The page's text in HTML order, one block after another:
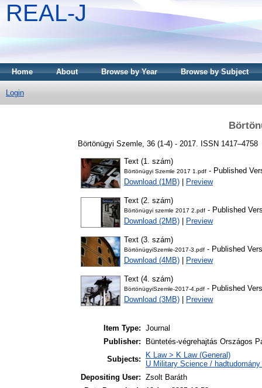
REAL-J
Home About Browse by Year Browse by Subject
Login
Börtönügyi Szemle, 36 (1-4) - 2017. ISSN 1417–4758
Text (1. szám)
Börtönügyi Szemle 2017 1.pdf - Published
Download (1MB)
Preview
Text (2. szám)
Börtönügyi szemle 2017 2.pdf - Published
Download (2MB)
Preview
Text (3. szám)
BörtönügyiSzemle-2017-3.pdf - Published
Download (4MB)
Preview
Text (4. szám)
BörtönügyiSzemle-2017-4.pdf - Published
Download (3MB)
Preview
Item Type: Journal
Publisher:
Büntetés-végrehajtás Országos
Subjects:
K Law > K Law (General)
U Military Science /
Depositing User: Zsolt Baráth